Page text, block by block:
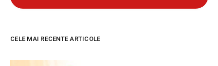
CELE MAI RECENTE ARTICOLE